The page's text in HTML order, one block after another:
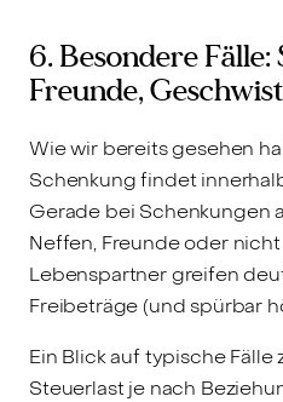
6. Besondere
Freunde,
Wie wir bereits gesehen
Schenkung findet
Gerade bei Schenkungen
Neffen, Freunde oder
Lebenspartner greifen
Freibeträge (und spürbar
Ein Blick auf typische Fälle
Steuerlast je nach